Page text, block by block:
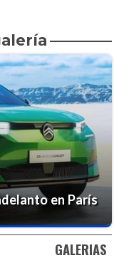
en París
GALERIAS